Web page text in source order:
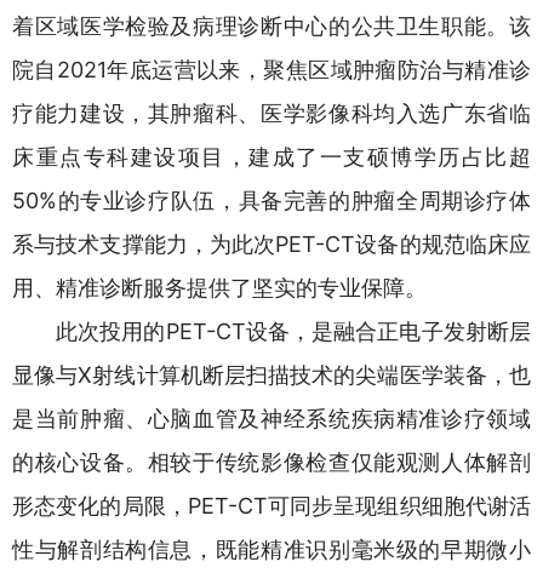
着区域医学检验及病理诊断中心的公共卫生职能。该
院自2021年底运营以来，聚焦区域肿瘤防治与精准诊
疗能力建设，其肿瘤科、医学影像科均入选广东省临
床重点专科建设项目，建成了一支硕博学历占比超
50%的专业诊疗队伍，具备完善的肿瘤全周期诊疗体
系与技术支撑能力，为此次PET-CT设备的规范临床应
用、精准诊断服务提供了坚实的专业保障。
此次投用的PET-CT设备，是融合正电子发射断层
显像与X射线计算机断层扫描技术的尖端医学装备，也
是当前肿瘤、心脑血管及神经系统疾病精准诊疗领域
的核心设备。相较于传统影像检查仅能观测人体解剖
形态变化的局限，PET-CT可同步呈现组织细胞代谢活
性与解剖结构信息，既能精准识别毫米级的早期微小